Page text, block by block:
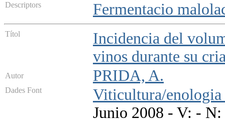
Descriptors Fermentacio
Títol
Incidencia del
vinos durante su
Autor PRIDA, A.
Dades Font
Viticultura/enologia
Junio 2008 - V: -